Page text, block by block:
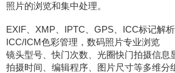
照片的浏览和集中处理。
EXIF、XMP、IPTC、GPS、ICC标记解
ICC/ICM色彩管理，数码照片专业浏览
镜头型号、快门次数、光圈快门拍摄信息
拍摄时间、编辑程序、图片尺寸等多维分